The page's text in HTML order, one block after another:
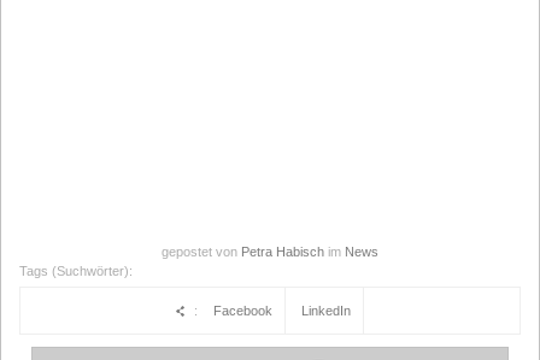
gepostet von Petra Habisch im News
Tags (Suchwörter):
: Facebook LinkedIn